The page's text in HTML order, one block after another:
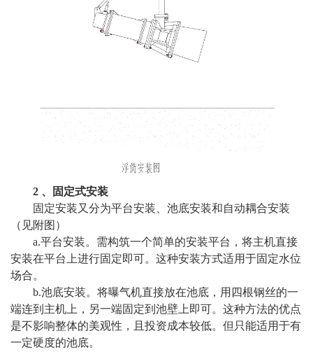
2 、固定式安装
固定安装又分为平台安装、池底安装和自动耦合安装
（见附图）
a.平台安装。需构筑一个简单的安装平台，将主机直接
安装在平台上进行固定即可。这种安装方式适用于固定水位
场合。
b.池底安装。将曝气机直接放在池底，用四根钢丝的一
端连到主机上，另一端固定到池壁上即可。这种方法的优点
是不影响整体的美观性，且投资成本较低。但只能适用于有
一定硬度的池底。